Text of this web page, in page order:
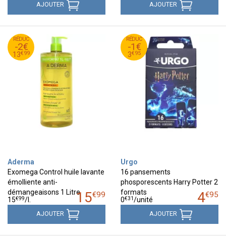
AJOUTER AJOUTER
RÉDUC
-2€
13€99
15
€
99
13
€
99
Aderma
Exomega Control huile lavante
émolliente anti-
démangeaisons 1 Litre15€99
15€99/l.
AJOUTER
RÉDUC
-1€
3€95
4
€
95
3
€
95
Urgo
16 pansements
phosporescents Harry Potter 2
formats
4€95
0€31/unité
AJOUTER